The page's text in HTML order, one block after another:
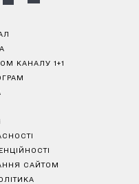
КАНАЛУ 1+1
САЙТОМ